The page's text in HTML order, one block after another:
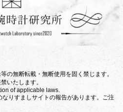
の無断転載・無断使用を固く禁じます。
いたします。
of applicable laws.
りすましサイトの報告があります。ご注